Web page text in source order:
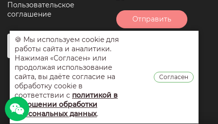
Пользовательское
соглашение
Отправить
условиями
обработки
🍪 Мы используем cookie для
работы сайта и аналитики.
Нажимая «Согласен» или
продолжая использование
сайта, вы даёте согласие на
обработку cookie в
соответствии с политикой в
отношении обработки
персональных данных.
Согласен